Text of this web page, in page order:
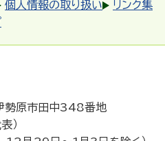
個人情報の取り扱い
リンク集
原市田中348番地
）